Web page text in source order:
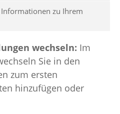
Informationen zu Ihrem
wechseln: Im
Sie in den
zum ersten
hinzufügen oder